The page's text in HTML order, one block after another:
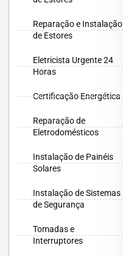
Reparação e Instalação
de Estores
Eletricista Urgente 24
Horas
Certificação Energética
Reparação de
Eletrodomésticos
Instalação de Painéis
Solares
Instalação de Sistemas
de Segurança
Tomadas e
Interruptores